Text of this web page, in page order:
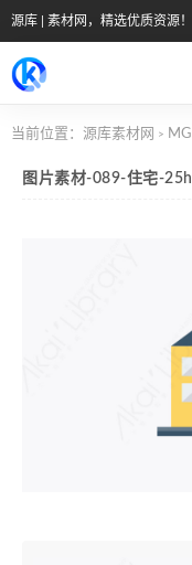
源库 | 素材网，精选优质资源
当前位置： 源库素材网 >
图片素材-089-住宅-